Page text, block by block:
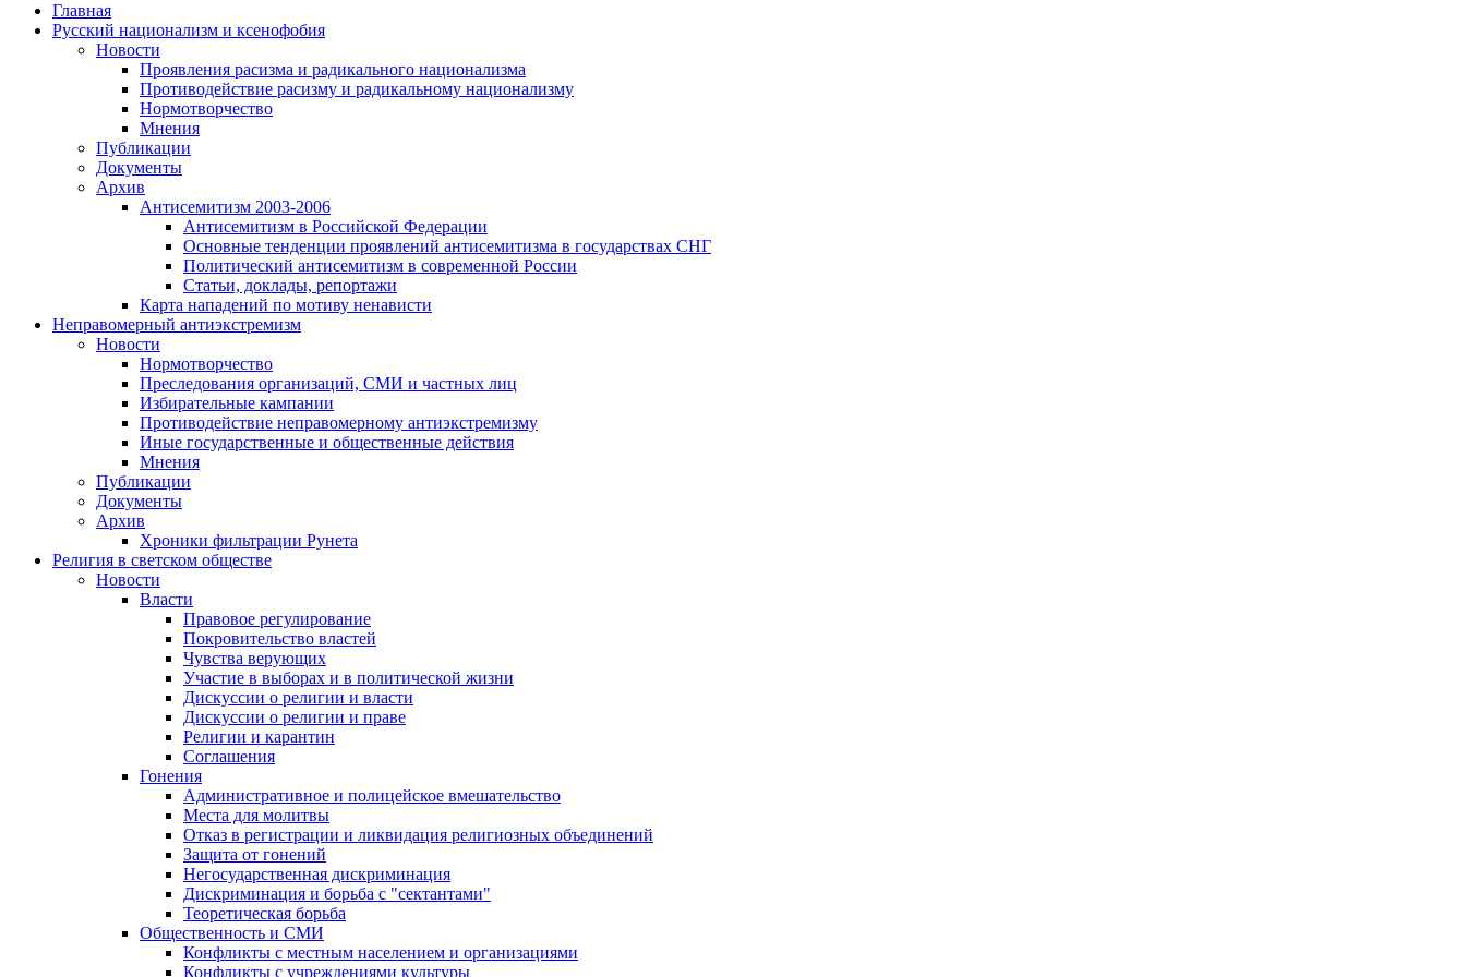
Главная
Русский национализм и ксенофобия
Новости
Проявления расизма и радикального национализма
Противодействие расизму и радикальному национализму
Нормотворчество
Мнения
Публикации
Документы
Архив
Антисемитизм 2003-2006
Антисемитизм в Российской Федерации
Основные тенденции проявлений антисемитизма в государствах СНГ
Политический антисемитизм в современной России
Статьи, доклады, репортажи
Карта нападений по мотиву ненависти
Неправомерный антиэкстремизм
Новости
Нормотворчество
Преследования организаций, СМИ и частных лиц
Избирательные кампании
Противодействие неправомерному антиэкстремизму
Иные государственные и общественные действия
Мнения
Публикации
Документы
Архив
Хроники фильтрации Рунета
Религия в светском обществе
Новости
Власти
Правовое регулирование
Покровительство властей
Чувства верующих
Участие в выборах и в политической жизни
Дискуссии о религии и власти
Дискуссии о религии и праве
Религии и карантин
Соглашения
Гонения
Административное и полицейское вмешательство
Места для молитвы
Отказ в регистрации и ликвидация религиозных объединений
Защита от гонений
Негосударственная дискриминация
Дискриминация и борьба с "сектантами"
Теоретическая борьба
Общественность и СМИ
Конфликты с местным населением и организациями
Конфликты с учреждениями культуры